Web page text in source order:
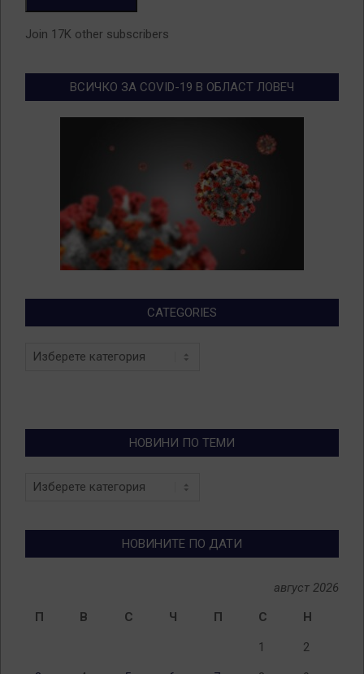
Join 17K other subscribers
ВСИЧКО ЗА COVID-19 В ОБЛАСТ ЛОВЕЧ
CATEGORIES
Categories
НОВИНИ ПО ТЕМИ
Новини
НОВИНИТЕ ПО ДАТИ
август 2026
П
В С Ч П С Н
1 2